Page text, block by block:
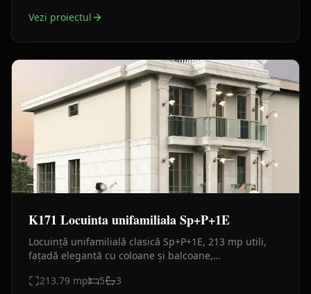
Vezi proiectul
K171 Locuinta unifamiliala Sp+P+1E
Locuință unifamilială clasică Sp+P+1E, 213 mp utili,
fațadă elegantă cu coloane și balcoane,
premium.
213.79 mp 5 3